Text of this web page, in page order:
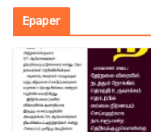
Epaper